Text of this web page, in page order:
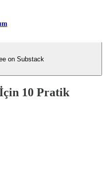
on Substack
İçin 10 Pratik